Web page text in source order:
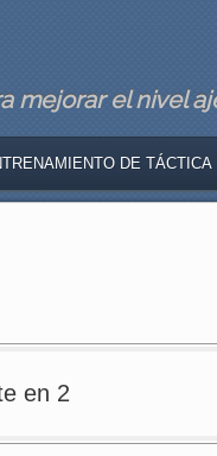
mejorar el nivel
DE TÁCTICA
en 2